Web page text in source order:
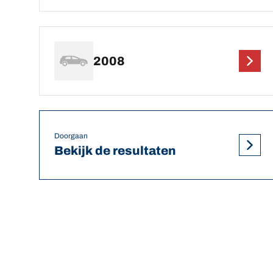
2008
Doorgaan
Bekijk de resultaten